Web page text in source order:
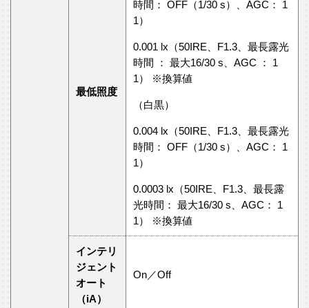
最低照度
時間： OFF（1/30 s）、AGC： 1
1）
0.001 lx（50IRE、F1.3、最長露光
時間 ： 最大16/30 s、AGC ： 1
1） ※換算値
（白黒）
0.004 lx（50IRE、F1.3、最長露光
時間： OFF（1/30 s）、AGC： 1
1）
0.0003 lx（50IRE、F1.3、最長露
光時間： 最大16/30 s、AGC： 1
1） ※換算値
インテリ
ジェント
オート
（iA）
On／Off